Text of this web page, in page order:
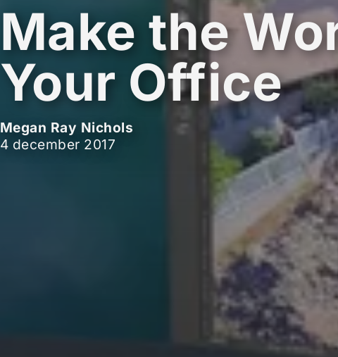
Make the
Your Office
Megan Ray Nichols
4 december 2017